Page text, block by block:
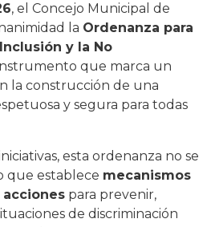
, el Concejo Municipal de
la Ordenanza para
y la No
que marca un
la construcción de una
y segura para todas
esta ordenanza no se
que establece mecanismos
para prevenir,
de discriminación